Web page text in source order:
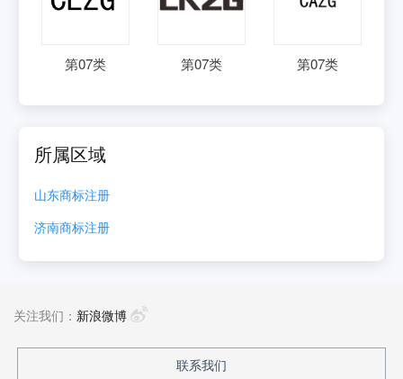
第07类 第07类 第07类
所属区域
山东商标注册
济南商标注册